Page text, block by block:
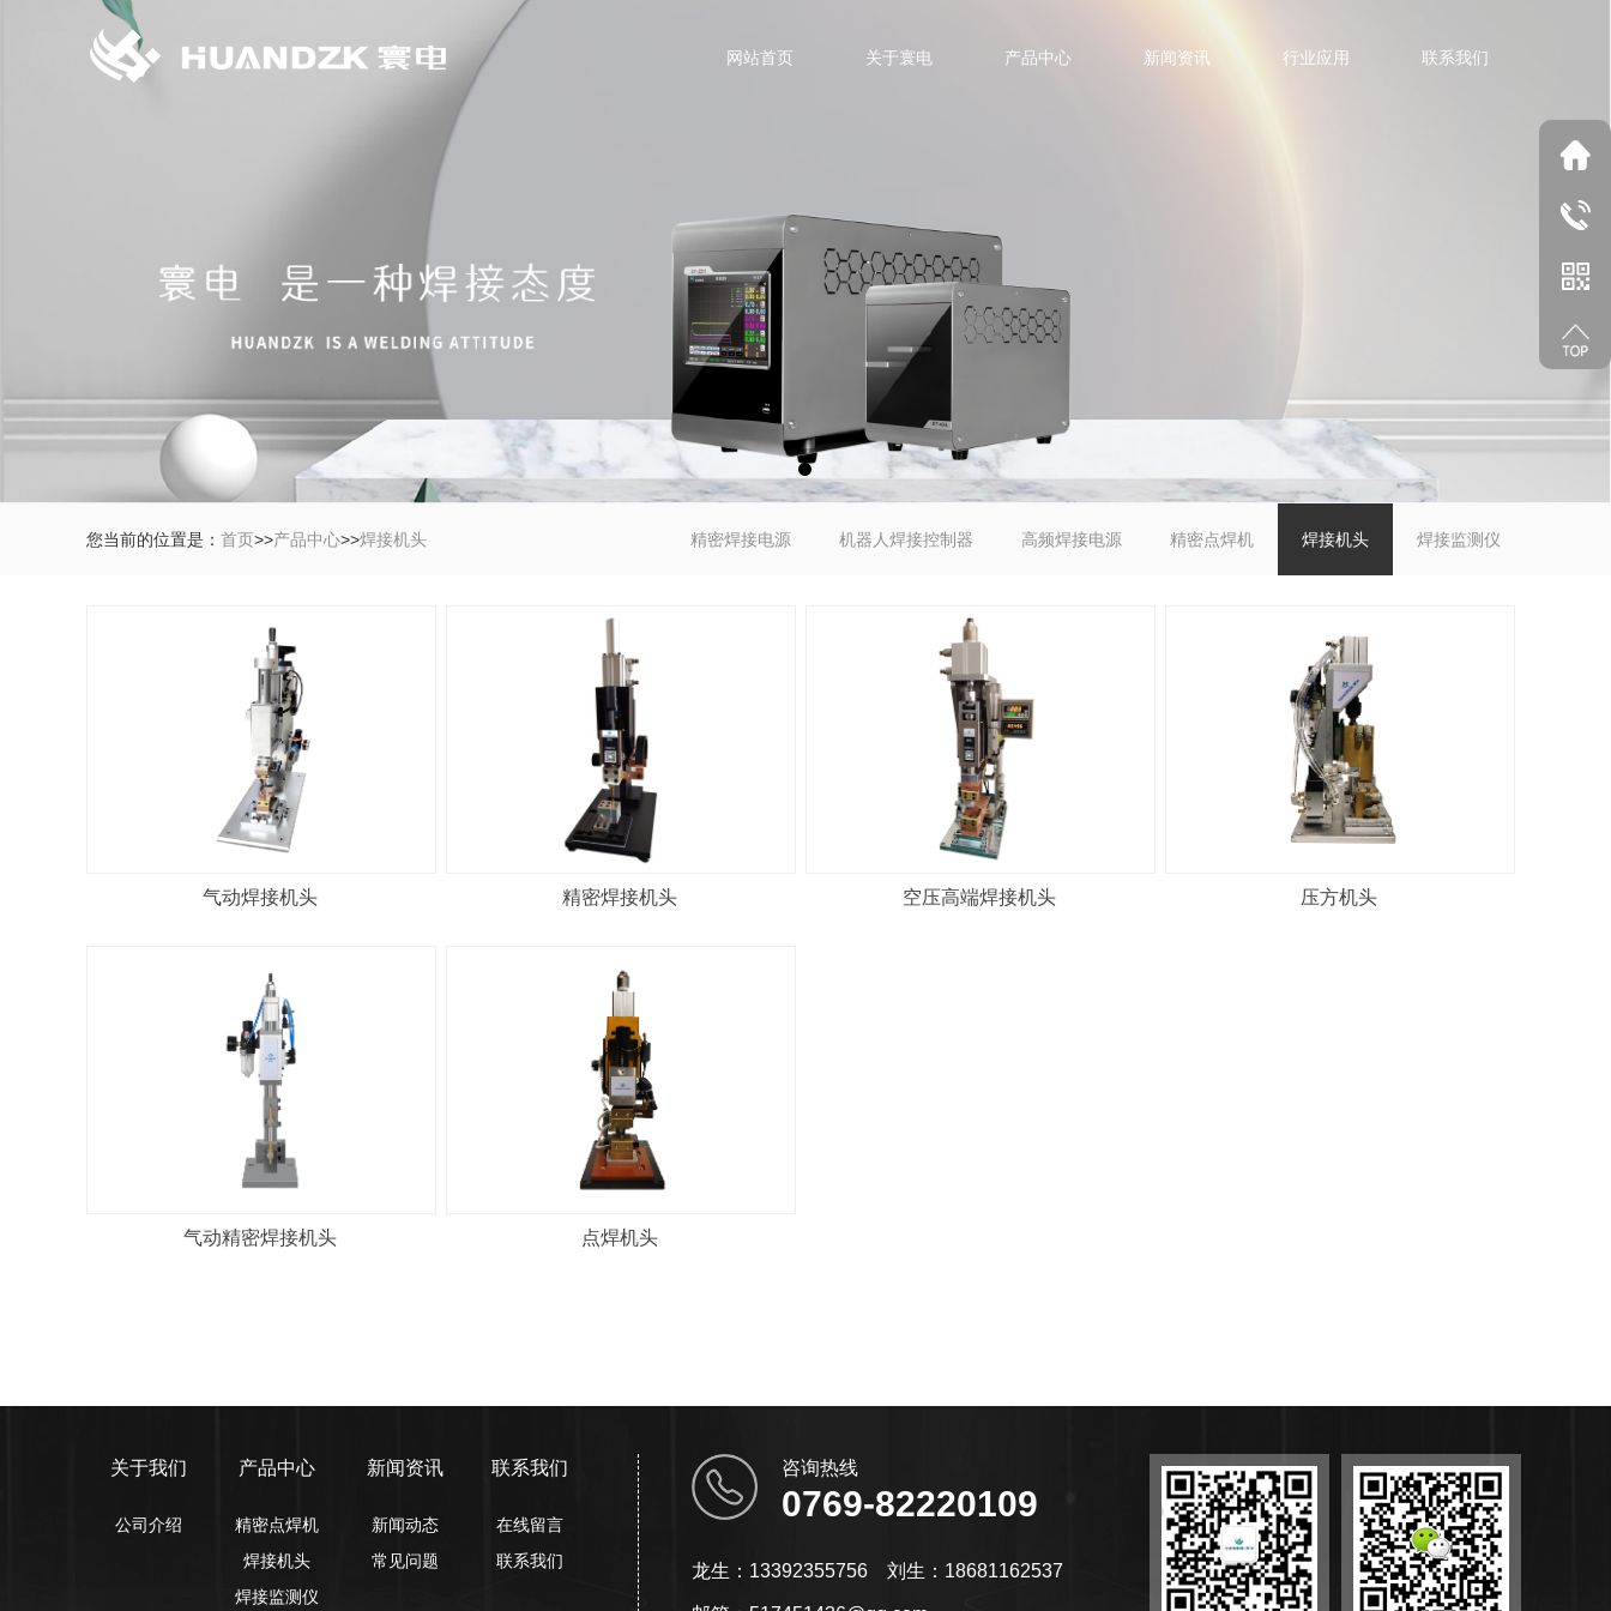
网站首页 关于寰电 产品中心 新闻资讯 行业应用 联系我们
您当前的位置是： 首页>>产品中心>>焊接机头 精密焊接电源 机器人焊接控制器 高频焊接电源 精密点焊机 焊接机头 焊接监测仪
气动焊接机头 精密焊接机头 空压高端焊接机头 压方机头
气动精密焊接机头 点焊机头
关于我们
公司介绍
产品中心
精密点焊机
焊接机头
焊接监测仪
新闻资讯
新闻动态
常见问题
联系我们
在线留言
联系我们
咨询热线
0769-82220109
龙生：13392355756 刘生：18681162537